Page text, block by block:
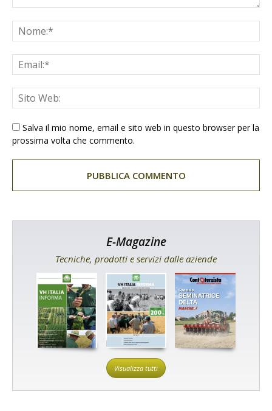
Salva il mio nome, email e sito web in questo browser per la
prossima volta che commento.
E-Magazine
Tecniche, prodotti e servizi dalle aziende
Visualizza tutti